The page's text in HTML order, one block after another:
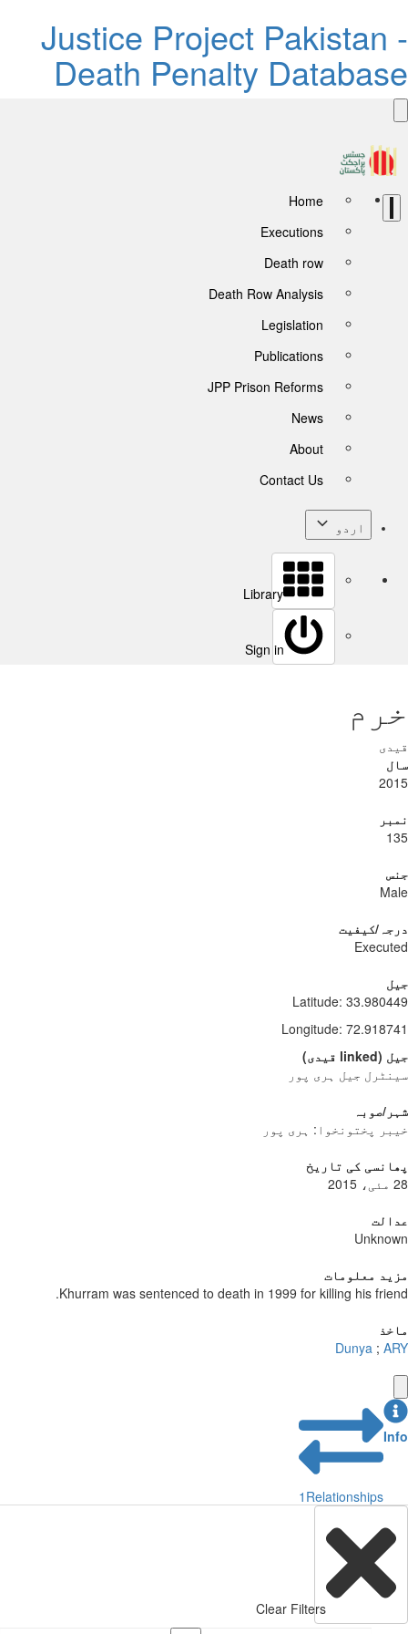
Justice Project Pakistan -
Death Penalty Database
Home
Executions
Death row
Death Row Analysis
Legislation
Publications
JPP Prison Reforms
News
About
Contact Us
اردو
Library
Sign in
خرم
قیدی
سال
2015
نمبر
135
جنس
Male
درجہ/کیفیت
Executed
جیل
Latitude: 33.980449
Longitude: 72.918741
جیل (
linked قیدی)
سینٹرل جیل ہری پور
شہر/صوبہ
خیبر پختونخوا: ہری پور
پھانسی کی تاریخ
28 مئی، 2015
عدالت
Unknown
مزید معلومات
Khurram was sentenced to death in 1999 for killing his friend.
ماخذ
Dunya ; ARY
Info
1 Relationships
Clear Filters